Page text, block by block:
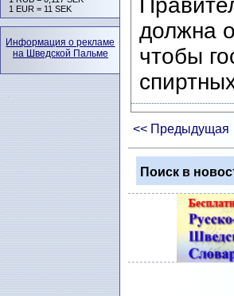
должна
чтобы
<< Предыдущая
Поиск в
1 EUR = 11 SEK
Информация о рекламе
на Шведской Пальме